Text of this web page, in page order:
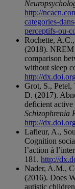
http://
categories-
perceptifs-ou-
Rochette,
(2018). NREM
comparison
without sleep
http://
Grot, S.,
D. (2017).
deficient
Schizophrenia
http://
Lafleur, A.,
Cognition
l’action à
181. http://
Nader, A.M.,
(2016). Does
autistic